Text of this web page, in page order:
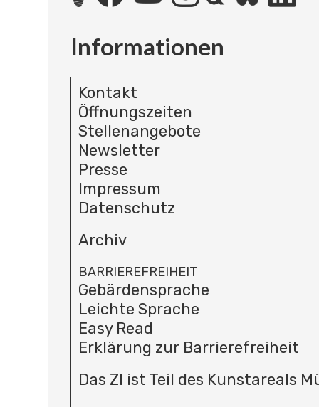
Informationen
Kontakt
Öffnungszeiten
Stellenangebote
Newsletter
Presse
Impressum
Datenschutz
Archiv
BARRIEREFREIHEIT
Gebärdensprache
Leichte Sprache
Easy Read
Erklärung zur Barrierefreiheit
Das ZI ist Teil des Kunstareals